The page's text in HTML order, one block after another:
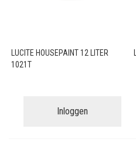
LUCITE HOUSEPAINT 12 LITER
1021T
Inloggen